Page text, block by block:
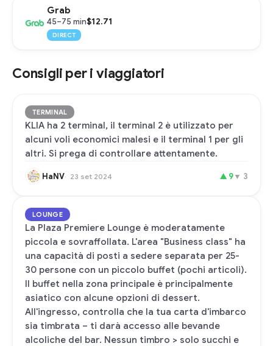
Grab
45–75 min$12.71
DIRECT
Consigli per i viaggiatori
TERMINAL
KLIA ha 2 terminal, il terminal 2 è utilizzato per
alcuni voli economici malesi e il terminal 1 per gli
altri. Si prega di controllare attentamente.
HaNV 23 set 2024 ▲ 9▼ 3
LOUNGE
La Plaza Premiere Lounge è moderatamente
piccola e sovraffollata. L'area "Business class" ha
una capacità di posti a sedere separata per 25-
30 persone con un piccolo buffet (pochi articoli).
Il buffet nella zona principale è principalmente
asiatico con alcune opzioni di dessert.
All'ingresso, controlla che la tua carta d'imbarco
sia timbrata – ti darà accesso alle bevande
alcoliche del bar. Nessun timbro > solo succhi e